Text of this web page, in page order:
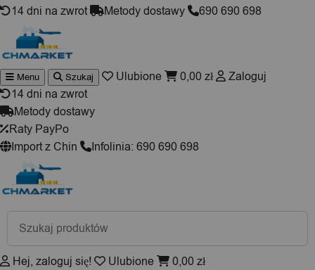
14 dni na zwrot Metody dostawy 690 690 698
Wyszukiwarka
produktów
Menu Szukaj Ulubione 0,00 zł
Zaloguj
14 dni na zwrot
Metody dostawy
Raty PayPo
Import z Chin
Infolinia: 690 690 698
Wyszukiwarka
produktów
Hej, zaloguj się! Ulubione 0,00 zł